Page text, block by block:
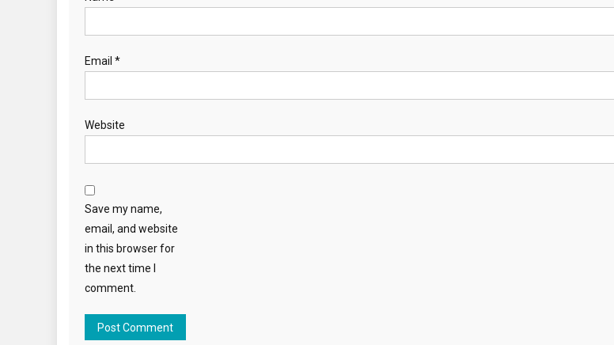
Email *
Website
Save my name,
email, and website
in this browser for
the next time I
comment.